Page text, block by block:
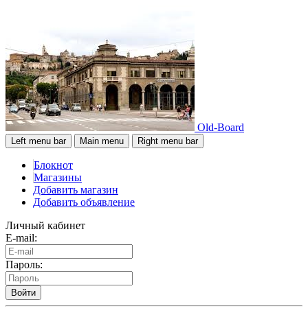
Old-Board
Left menu bar Main menu Right menu bar
Блокнот
Магазины
Добавить магазин
Добавить объявление
Личный кабинет
E-mail:
Пароль:
Войти